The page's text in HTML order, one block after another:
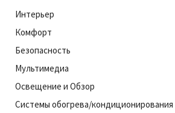
Интерьер
Комфорт
Безопасность
Мультимедиа
Освещение и Обзор
Системы обогрева/кондиционирования